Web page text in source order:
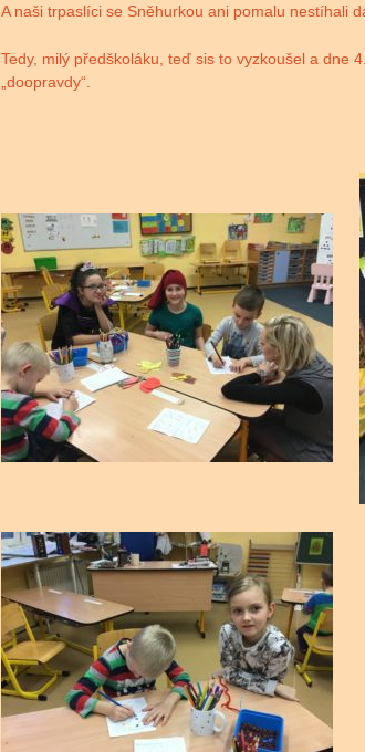
A naši trpaslíci se Sněhurkou ani pomalu nestíhali
Tedy, milý předškoláku, teď sis to vyzkoušel a dne
„doopravdy“.